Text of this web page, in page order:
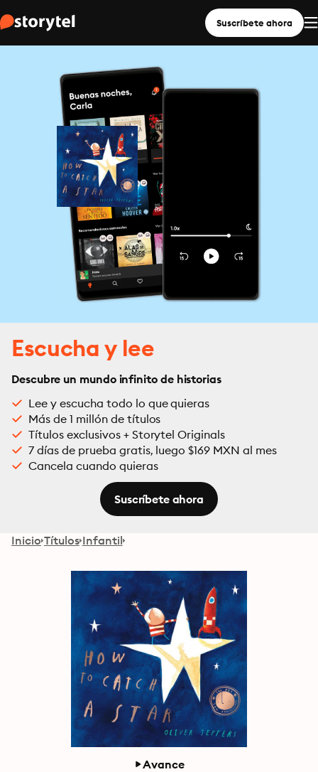
Suscríbete ahora
Escucha y lee
Descubre un mundo infinito de historias
Lee y escucha todo lo que quieras
Más de 1 millón de títulos
Títulos exclusivos + Storytel Originals
7 días de prueba gratis, luego $169 MXN al mes
Cancela cuando quieras
Suscríbete ahora
Inicio Títulos Infantil
Avance